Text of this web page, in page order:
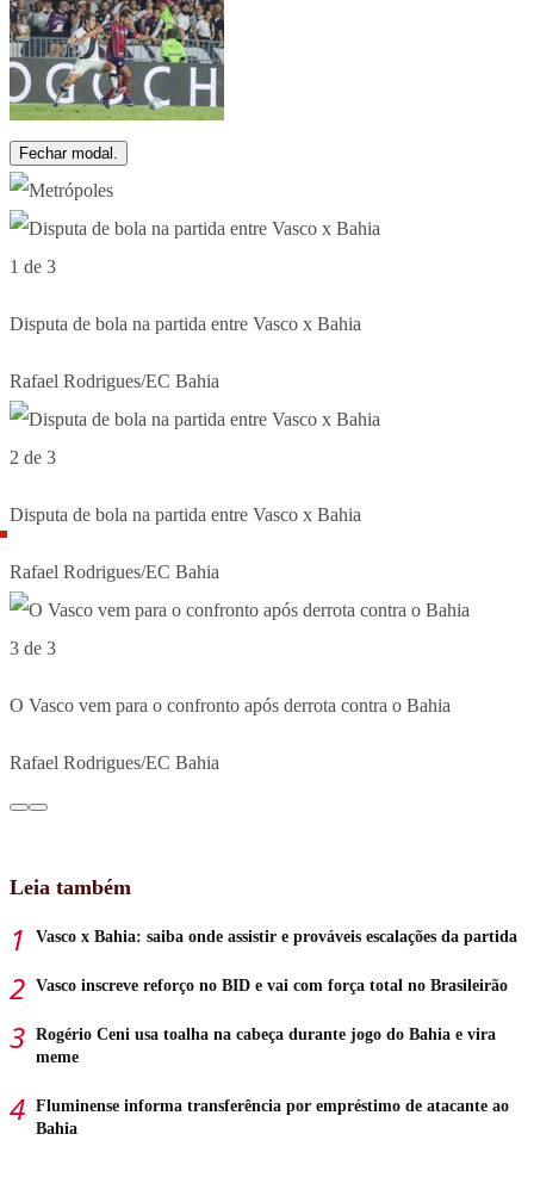
Fechar modal.
1 de 3
Disputa de bola na partida entre Vasco x Bahia
Rafael Rodrigues/EC Bahia
2 de 3
Disputa de bola na partida entre Vasco x Bahia
Rafael Rodrigues/EC Bahia
3 de 3
O Vasco vem para o confronto após derrota contra o Bahia
Rafael Rodrigues/EC Bahia
Leia também
Vasco x Bahia: saiba onde assistir e prováveis escalações da partida
Vasco inscreve reforço no BID e vai com força total no Brasileirão
Rogério Ceni usa toalha na cabeça durante jogo do Bahia e vira
meme
Fluminense informa transferência por empréstimo de atacante ao
Bahia